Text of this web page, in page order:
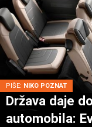
PIŠE: NIKO POZNAT
Država daje
automobila: